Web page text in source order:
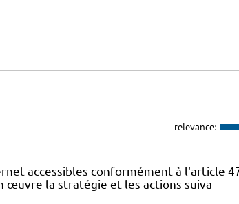
relevance:
accessibles conformément à l'article
œuvre la stratégie et les actions suiva